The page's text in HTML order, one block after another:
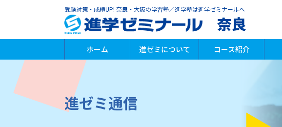
受験対策・成績UP! 奈良・大阪の学習塾／進学塾は進学ゼミナールへ
奈良
ホーム 進ゼミについて コース紹介
進ゼミ通信